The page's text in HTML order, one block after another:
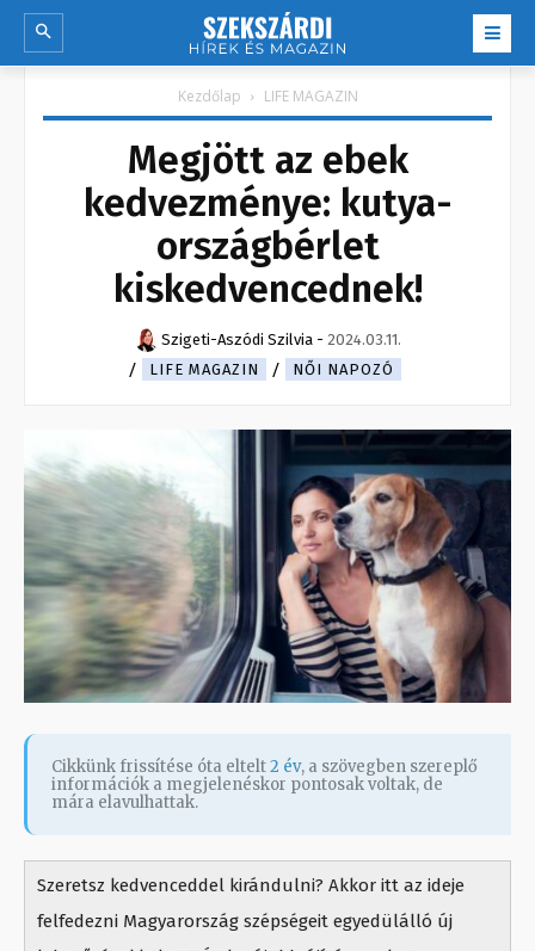
Kezdőlap LIFE MAGAZIN
Megjött az ebek
kedvezménye: kutya-
országbérlet
kiskedvencednek!
Szigeti-Aszódi Szilvia - 2024.03.11.
LIFE MAGAZIN
NŐI NAPOZÓ
Cikkünk frissítése óta eltelt2 év, a szövegben szereplő
információk a megjelenéskor pontosak voltak, de
mára elavulhattak.
Szeretsz kedvenceddel kirándulni? Akkor itt az ideje
felfedezni Magyarország szépségeit egyedülálló új